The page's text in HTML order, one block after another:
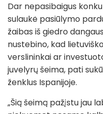
Dar nepasibaigus
sulaukė pasiūlymo
žaibas iš giedro
nustebino, kad
verslininkai ar
juvelyrų šeima, pati
ženklus Ispanijoje.
„Šią šeimą pažįstu jau